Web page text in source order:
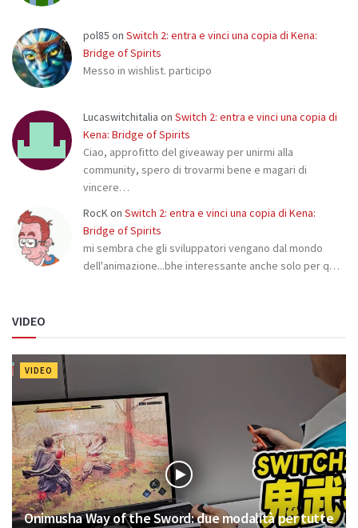
pol85 on Switch 2: entra e vinci una copia di Kena:
Bridge of Spirits
Messo in wishlist. participo
Lucaswitchitalia on Switch 2: entra e vinci una copia di
Kena: Bridge of Spirits
Ciao, approfitto del giveaway per unirmi alla
community, spero di trovarmi bene e magari di
vincere…
RocKon Switch 2: entra e vinci una copia di Kena:
Bridge of Spirits
mi sembra che gli sviluppatori vengano dal mondo
dell'animazione...bhe interessante anche solo per q…
VIDEO
VIDEO
Onimusha Way of the Sword: due modalità per tutte